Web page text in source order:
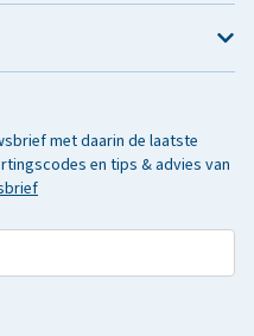
met daarin de laatste
en tips & advies van